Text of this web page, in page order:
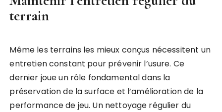
terrain
Même les terrains les mieux conçus nécessitent un
entretien constant pour prévenir l’usure. Ce
dernier joue un rôle fondamental dans la
préservation de la surface et l’amélioration de la
performance de jeu. Un nettoyage régulier du